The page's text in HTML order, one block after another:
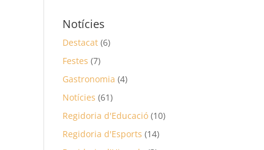
Notícies
Destacat (6)
Festes (7)
Gastronomia (4)
Notícies (61)
Regidoria d'Educació (10)
Regidoria d'Esports (14)